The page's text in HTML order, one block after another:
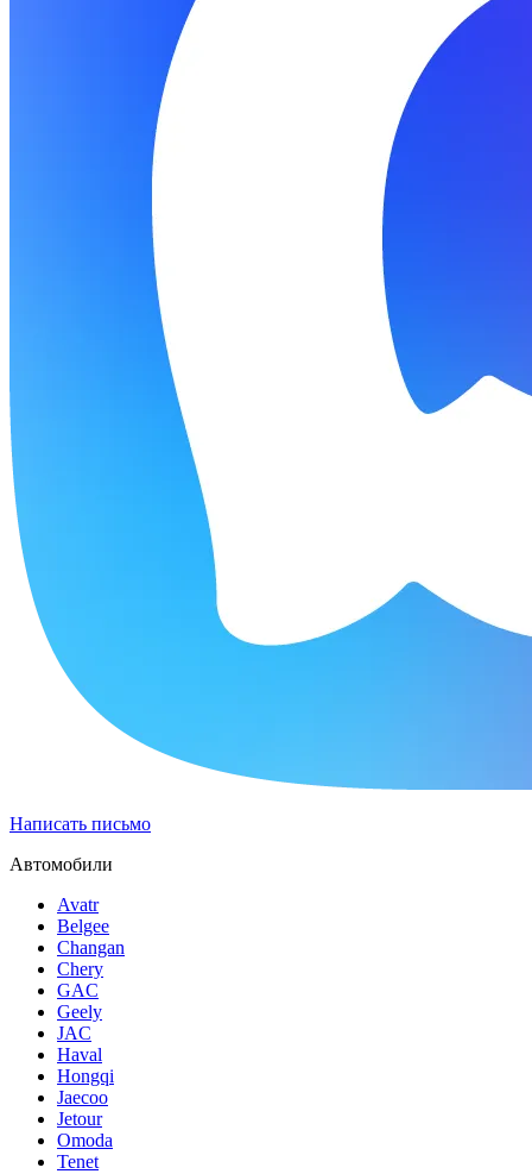
Написать письмо
Автомобили
Avatr
Belgee
Changan
Chery
GAC
Geely
JAC
Haval
Hongqi
Jaecoo
Jetour
Omoda
Tenet